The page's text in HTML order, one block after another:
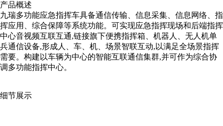
产品概述
九瑞多功能应急指挥车具备通信传输、信息采集、信息网络、指
挥应用、综合保障等系统功能。可实现应急指挥现场和后端指挥
中心音视频互联互通,链接旗下便携指挥箱、机器人、无人机单
兵通信设备,形成人、车、机、场景智联互动,以满足全场景指挥
需要。构建以车辆为中心的智能互联通信集群,并可作为综合协
调多功能指挥中心。
细节展示